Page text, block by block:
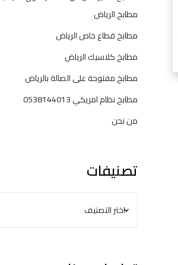
مطابخ الرياض
مطابخ قطاع خاص الرياض
مطابخ كلاسيك الرياض
مطابخ مفتوحة على الصالة بالرياض
مطابخ نظام امريكي 0538144013
من نحن
تصنيفات